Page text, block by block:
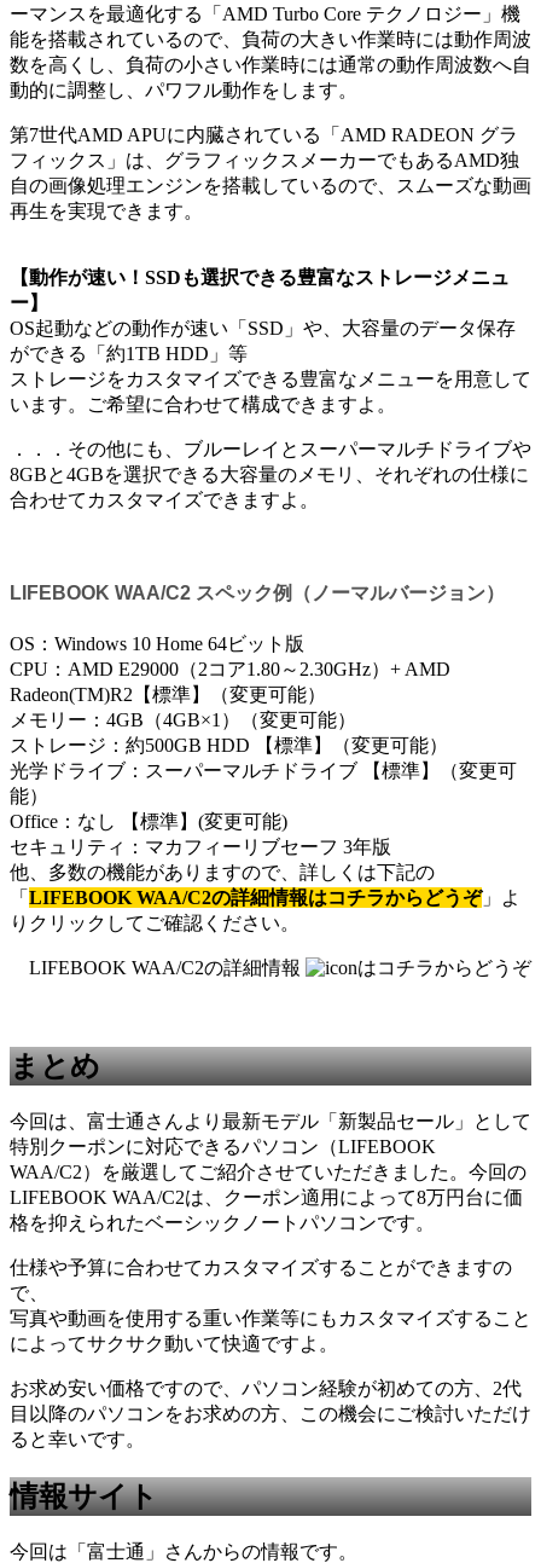
ーマンスを最適化する「AMD Turbo Core テクノロジー」機
能を搭載されているので、負荷の大きい作業時には動作周波
数を高くし、負荷の小さい作業時には通常の動作周波数へ自
動的に調整し、パワフル動作をします。
第7世代AMD APUに内臓されている「AMD RADEON グラ
フィックス」は、グラフィックスメーカーでもあるAMD独
自の画像処理エンジンを搭載しているので、スムーズな動画
再生を実現できます。
【動作が速い！SSDも選択できる豊富なストレージメニュ
ー】
OS起動などの動作が速い「SSD」や、大容量のデータ保存
ができる「約1TB HDD」等
ストレージをカスタマイズできる豊富なメニューを用意して
います。ご希望に合わせて構成できますよ。
．．．その他にも、ブルーレイとスーパーマルチドライブや
8GBと4GBを選択できる大容量のメモリ、それぞれの仕様に
合わせてカスタマイズできますよ。
LIFEBOOK WAA/C2 スペック例（ノーマルバージョン）
OS：Windows 10 Home 64ビット版
CPU：AMD E2­9000（2コア1.80～2.30GHz）+ AMD
Radeon(TM)R2【標準】（変更可能）
メモリー：4GB（4GB×1）（変更可能）
ストレージ：約500GB HDD 【標準】（変更可能）
光学ドライブ：スーパーマルチドライブ 【標準】（変更可
能）
Office：なし 【標準】(変更可能)
セキュリティ：マカフィーリブセーフ 3年版
他、多数の機能がありますので、詳しくは下記の
「 LIFEBOOK WAA/C2の詳細情報はコチラからどうぞ」よ
りクリックしてご確認ください。
LIFEBOOK WAA/C2の詳細情報 はコチラからどうぞ
まとめ
今回は、富士通さんより最新モデル「新製品セール」として
特別クーポンに対応できるパソコン（LIFEBOOK
WAA/C2）を厳選してご紹介させていただきました。今回の
LIFEBOOK WAA/C2は、クーポン適用によって8万円台に価
格を抑えられたベーシックノートパソコンです。
仕様や予算に合わせてカスタマイズすることができますの
で、
写真や動画を使用する重い作業等にもカスタマイズすること
によってサクサク動いて快適ですよ。
お求め安い価格ですので、パソコン経験が初めての方、2代
目以降のパソコンをお求めの方、この機会にご検討いただけ
ると幸いです。
情報サイト
今回は「富士通 」さんからの情報です。